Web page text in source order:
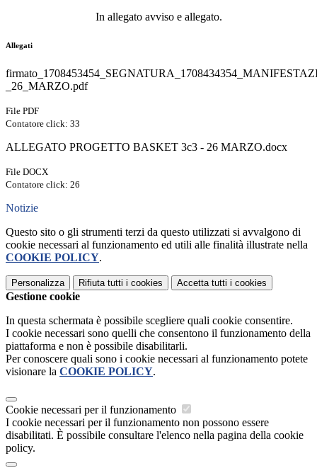
In allegato avviso e allegato.
Allegati
_26_MARZO.pdf
File PDF
Contatore click: 33
ALLEGATO PROGETTO BASKET 3c3 - 26 MARZO.docx
File DOCX
Contatore click: 26
Notizie
Questo sito o gli strumenti terzi da questo utilizzati si avvalgono di
cookie necessari al funzionamento ed utili alle finalità illustrate nella
COOKIE POLICY.
Personalizza Rifiuta tutti i cookies Accetta tutti i cookies
Gestione cookie
In questa schermata è possibile scegliere quali cookie consentire.
I cookie necessari sono quelli che consentono il funzionamento della
piattaforma e non è possibile disabilitarli.
Per conoscere quali sono i cookie necessari al funzionamento potete
visionare la COOKIE POLICY.
Cookie necessari per il funzionamento
I cookie necessari per il funzionamento non possono essere
disabilitati. È possibile consultare l'elenco nella pagina della cookie
policy.